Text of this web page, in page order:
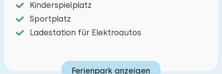
Hektar großes Spielfeld mit Spielgeräten, wo sie
sich nach Herzenslust austoben können.
Spaziergänge und lange Fahrradtouren. Die
Kinderspielplatz
Sportplatz
Ladestation für Elektroautos
Ferienpark anzeigen